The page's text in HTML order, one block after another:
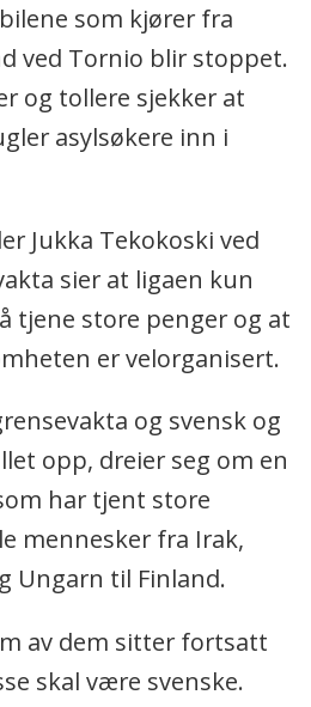
som kjører fra
ved Tornio blir stoppet.
og tollere sjekker at
asylsøkere inn i
Jukka Tekokoski ved
sier at ligaen kun
tjene store penger og at
er velorganisert.
og svensk og
opp, dreier seg om en
har tjent store
mennesker fra Irak,
Ungarn til Finland.
av dem sitter fortsatt
skal være svenske.